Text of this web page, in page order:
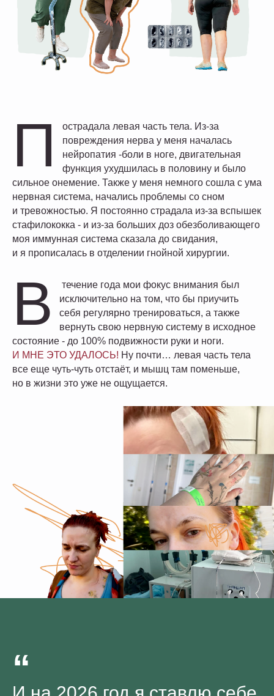
П
острадала левая часть тела. Из-за
повреждения нерва у меня началась
нейропатия -боли в ноге, двигательная
функция ухудшилась в половину и было
сильное онемение. Также у меня немного сошла с ума
нервная система, начались проблемы со сном
и тревожностью. Я постоянно страдала из-за вспышек
стафилококка - и из-за больших доз обезболивающего
моя иммунная система сказала до свидания,
и я прописалась в отделении гнойной хирургии.
В
течение года мои фокус внимания был
исключительно на том, что бы приучить
себя регулярно тренироваться, а также
вернуть свою нервную систему в исходное
состояние - до 100% подвижности руки и ноги.
И МНЕ ЭТО УДАЛОСЬ! Ну почти… левая часть тела
все еще чуть-чуть отстаёт, и мышц там поменьше,
но в жизни это уже не ощущается.
“